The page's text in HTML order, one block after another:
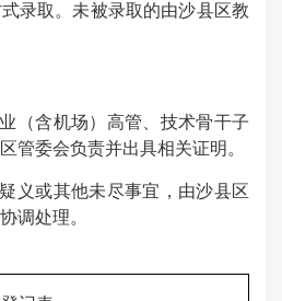
录取。未被录取的由沙县区教
含机场）高管、技术骨干子
管委会负责并出具相关证明。
或其他未尽事宜，由沙县区
调处理。